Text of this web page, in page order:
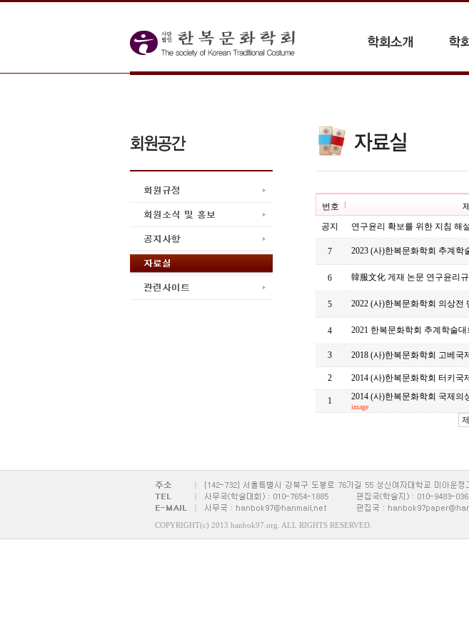
번호
공지
연구윤리 확보를 위한 지침 해
7 2023 (사)한복문화학회 추계학
6 韓服文化 게재 논문 연구윤리
5 2022 (사)한복문화학회 의상전
4 2021 한복문화학회 추계학술
3 2018 (사)한복문화학회 고베국
2 2014 (사)한복문화학회 터키국
1 2014 (사)한복문화학회 국제의
image
COPYRIGHT(c) 2013 hanbok97.org. ALL RIGHTS RESERVED.